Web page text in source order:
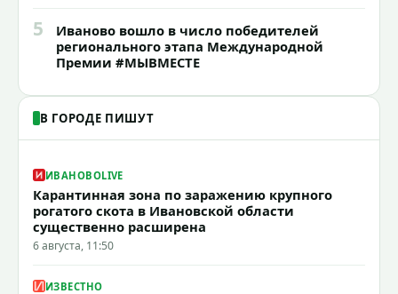
5
Иваново вошло в число победителей
регионального этапа Международной
Премии #МЫВМЕСТЕ
В ГОРОДЕ ПИШУТ
ИВАНОВОLIVE
Карантинная зона по заражению крупного
рогатого скота в Ивановской области
существенно расширена
6 августа, 11:50
ИЗВЕСТНО